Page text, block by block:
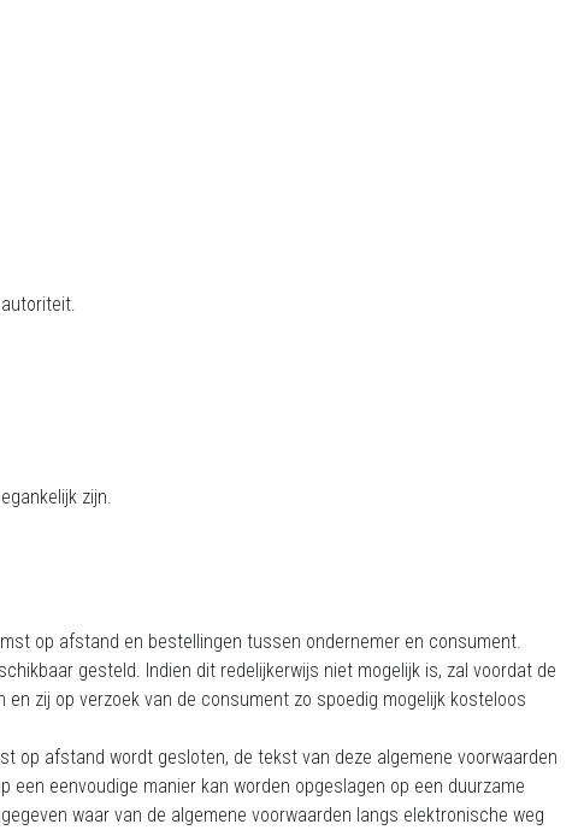
zijn.
op afstand en bestellingen tussen ondernemer en consument.
gesteld. Indien dit redelijkerwijs niet mogelijk is, zal voordat de
zij op verzoek van de consument zo spoedig mogelijk kosteloos
op afstand wordt gesloten, de tekst van deze algemene voorwaarden
eenvoudige manier kan worden opgeslagen op een duurzame
waar van de algemene voorwaarden langs elektronische weg